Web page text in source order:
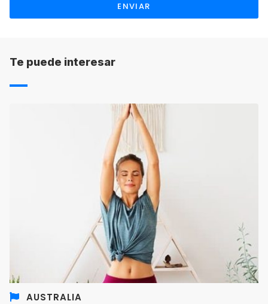
ENVIAR
Te puede interesar
AUSTRALIA